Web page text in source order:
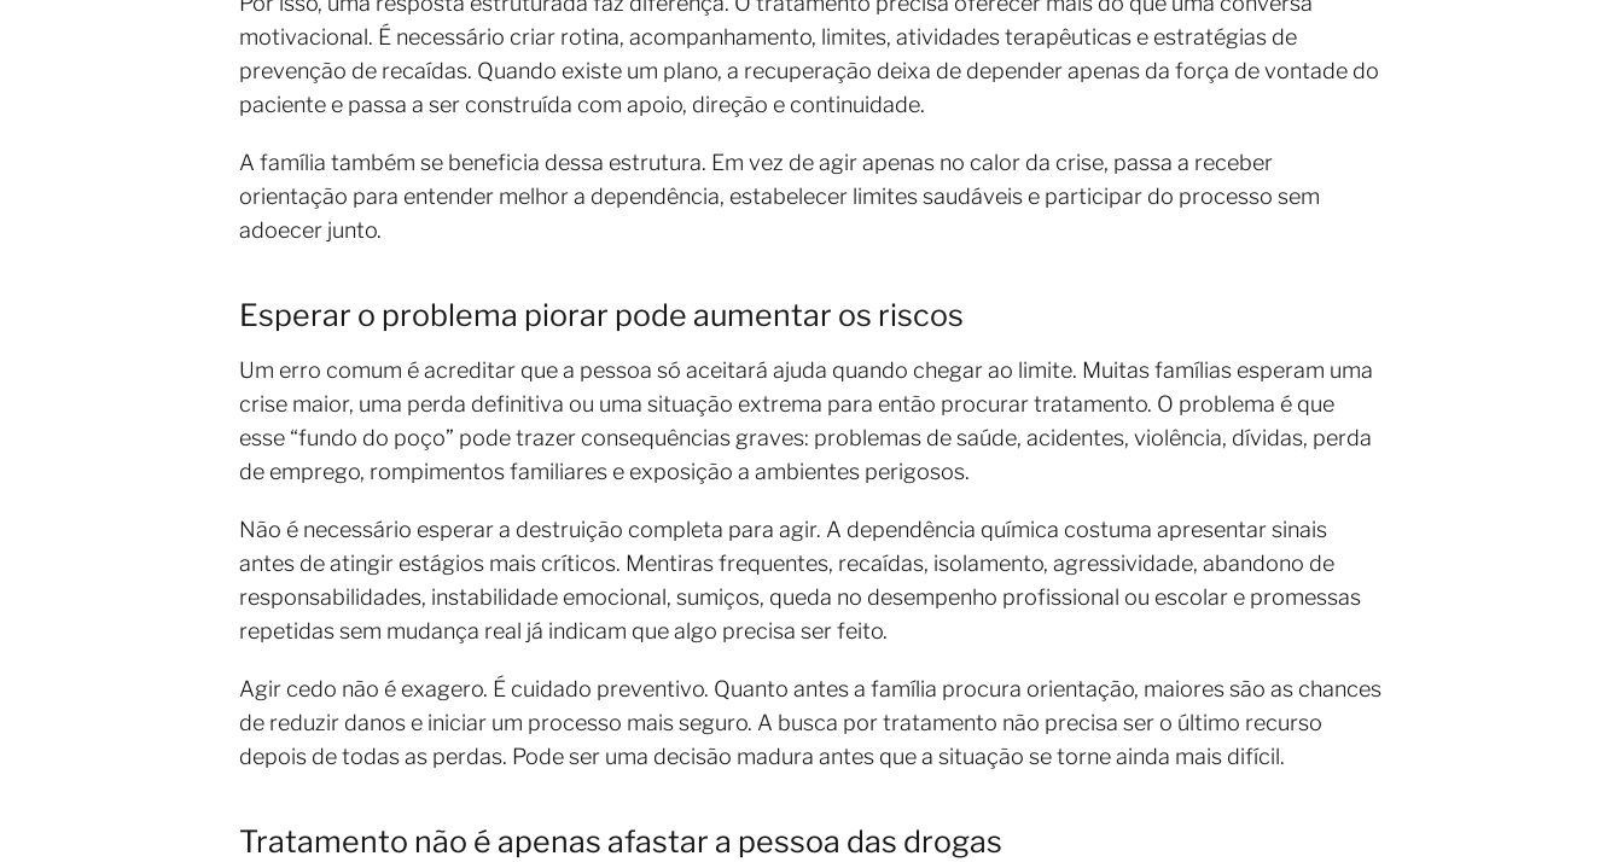
motivacional. É necessário criar rotina, acompanhamento, limites, atividades terapêuticas e estratégias de
prevenção de recaídas. Quando existe um plano, a recuperação deixa de depender apenas da força de vontade do
paciente e passa a ser construída com apoio, direção e continuidade.
A família também se beneficia dessa estrutura. Em vez de agir apenas no calor da crise, passa a receber
orientação para entender melhor a dependência, estabelecer limites saudáveis e participar do processo sem
adoecer junto.
Esperar o problema piorar pode aumentar os riscos
Um erro comum é acreditar que a pessoa só aceitará ajuda quando chegar ao limite. Muitas famílias esperam uma
crise maior, uma perda definitiva ou uma situação extrema para então procurar tratamento. O problema é que
esse “fundo do poço” pode trazer consequências graves: problemas de saúde, acidentes, violência, dívidas, perda
de emprego, rompimentos familiares e exposição a ambientes perigosos.
Não é necessário esperar a destruição completa para agir. A dependência química costuma apresentar sinais
antes de atingir estágios mais críticos. Mentiras frequentes, recaídas, isolamento, agressividade, abandono de
responsabilidades, instabilidade emocional, sumiços, queda no desempenho profissional ou escolar e promessas
repetidas sem mudança real já indicam que algo precisa ser feito.
Agir cedo não é exagero. É cuidado preventivo. Quanto antes a família procura orientação, maiores são as chances
de reduzir danos e iniciar um processo mais seguro. A busca por tratamento não precisa ser o último recurso
depois de todas as perdas. Pode ser uma decisão madura antes que a situação se torne ainda mais difícil.
Tratamento não é apenas afastar a pessoa das drogas